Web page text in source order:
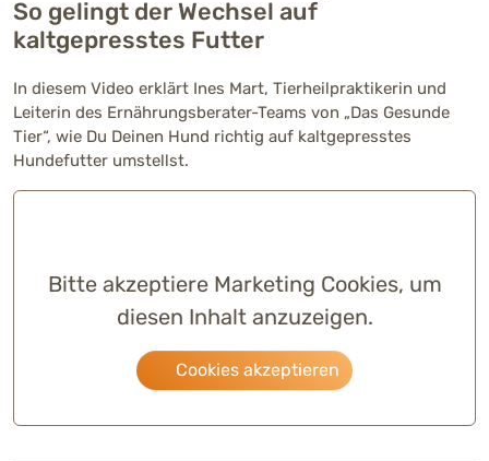
So gelingt der Wechsel auf
kaltgepresstes Futter
In diesem Video erklärt Ines Mart, Tierheilpraktikerin und
Leiterin des Ernährungsberater-Teams von „Das Gesunde
Tier“, wie Du Deinen Hund richtig auf kaltgepresstes
Hundefutter umstellst.
Bitte akzeptiere Marketing Cookies, um
diesen Inhalt anzuzeigen.
Cookies akzeptieren